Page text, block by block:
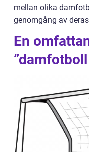
mellan olika
genomgång av
En